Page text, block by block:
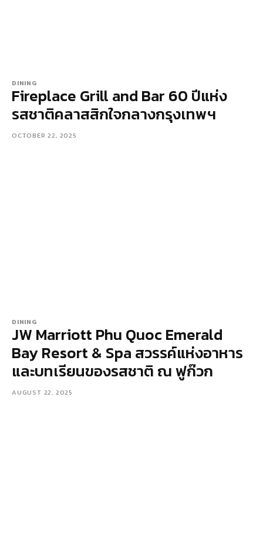
DINING
Fireplace Grill and Bar 60 ปีแห่ง
รสชาติคลาสสิกใจกลางกรุงเทพฯ
OCTOBER 22, 2025
DINING
JW Marriott Phu Quoc Emerald
Bay Resort & Spa สวรรค์แห่งอาหาร
และบทเรียนของรสชาติ ณ ฟูก๊วก
AUGUST 22, 2025